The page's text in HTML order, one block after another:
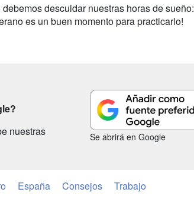
descuidar nuestras horas de sueño:
es un buen momento para practicarlo!
nuestras
Se abrirá en Google
España Consejos Trabajo